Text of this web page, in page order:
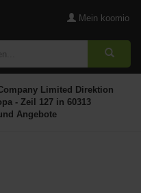
Mein koomio
Limited Direktion
- Zeil 127 in 60313
Angebote